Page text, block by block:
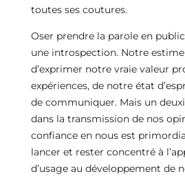
toutes ses coutures.
Oser prendre la parole en
une introspection. Notre
d’exprimer notre vraie valeur
expériences, de notre état
de communiquer. Mais un
dans la transmission de nos
confiance en nous est
lancer et rester concentré à
d’usage au développement de